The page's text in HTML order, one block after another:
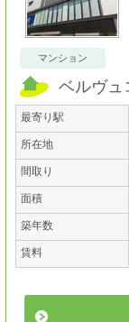
マンション
ベルヴュ
最寄り駅
所在地
間取り
面積
築年数
賃料